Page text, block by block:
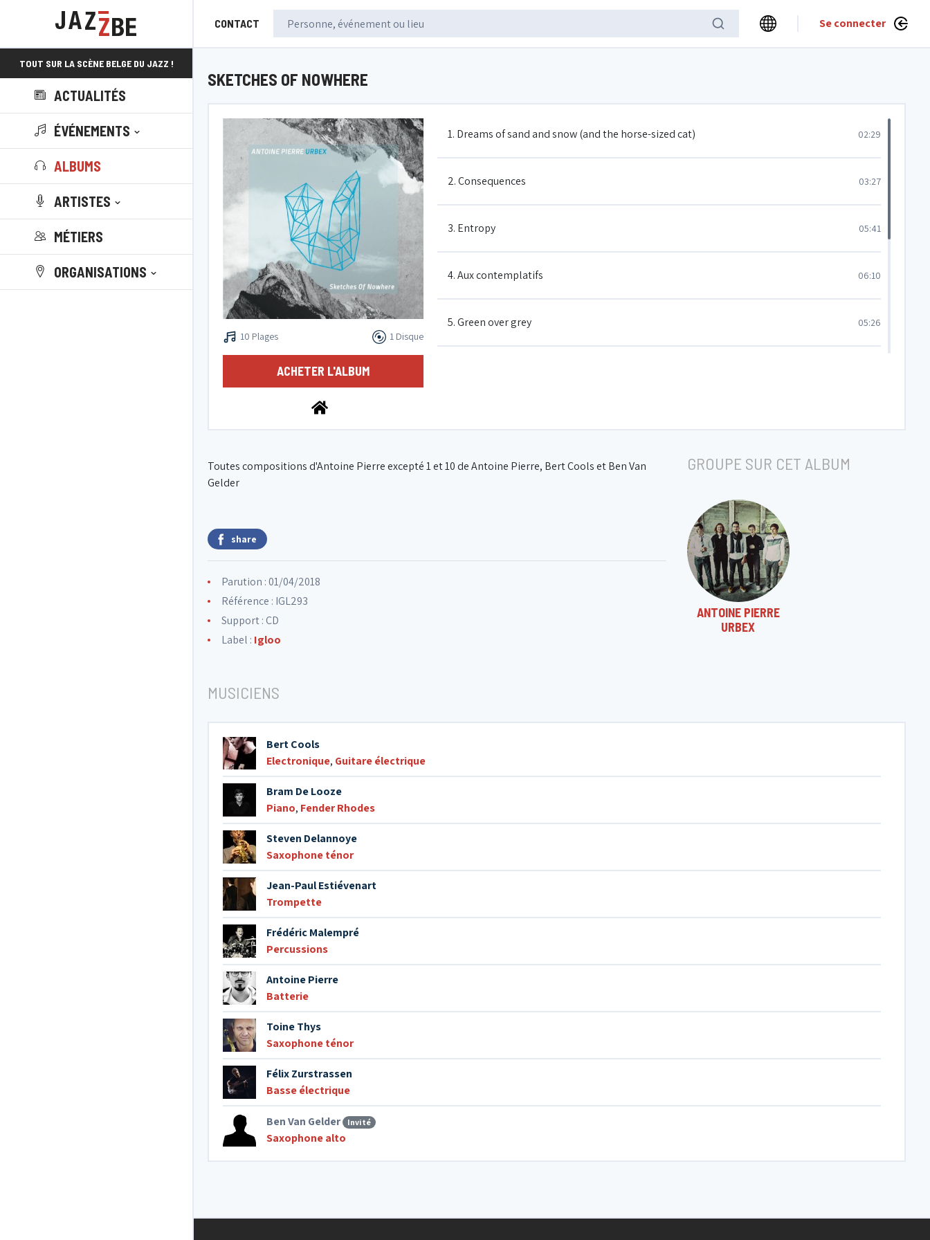
CONTACT Se connecter
TOUT SUR LA SCÈNE BELGE DU JAZZ !
ACTUALITÉS
ÉVÉNEMENTS
ALBUMS
ARTISTES
MÉTIERS
ORGANISATIONS
SKETCHES OF NOWHERE
10 Plages 1 Disque
ACHETER L'ALBUM
1. Dreams of sand and snow (and the horse-sized cat) 02:29
2. Consequences 03:27
3. Entropy 05:41
4. Aux contemplatifs 06:10
5. Green over grey 05:26
8. Tomorrow
10. Day 20 (see you in a bit)
Toutes compositions d'Antoine Pierre excepté 1 et 10 de Antoine Pierre, Bert Cools et Ben Van
Gelder
share
Parution : 01/04/2018
Référence : IGL293
Support : CD
Label : Igloo
GROUPE SUR CET ALBUM
ANTOINE PIERRE
URBEX
MUSICIENS
Bert Cools
Electronique, Guitare électrique
Bram De Looze
Piano, Fender Rhodes
Steven Delannoye
Saxophone ténor
Jean-Paul Estiévenart
Trompette
Frédéric Malempré
Percussions
Antoine Pierre
Batterie
Toine Thys
Saxophone ténor
Félix Zurstrassen
Basse électrique
Ben Van Gelder Invité
Saxophone alto